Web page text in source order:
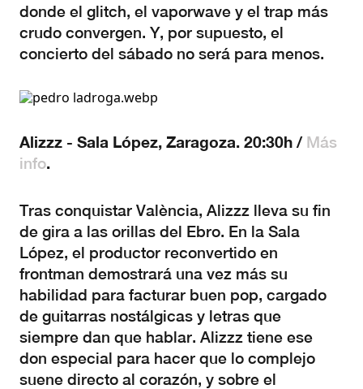
donde el glitch, el vaporwave y el trap más
crudo convergen. Y, por supuesto, el
concierto del sábado no será para menos.
Alizzz - Sala López, Zaragoza. 20:30h / Más
info.
Tras conquistar València, Alizzz lleva su fin
de gira a las orillas del Ebro. En la Sala
López, el productor reconvertido en
frontman demostrará una vez más su
habilidad para facturar buen pop, cargado
de guitarras nostálgicas y letras que
siempre dan que hablar. Alizzz tiene ese
don especial para hacer que lo complejo
suene directo al corazón, y sobre el